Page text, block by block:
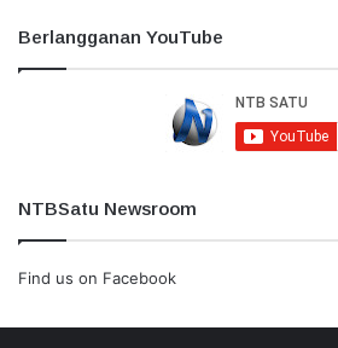
Berlangganan YouTube
NTBSatu Newsroom
Find us on Facebook